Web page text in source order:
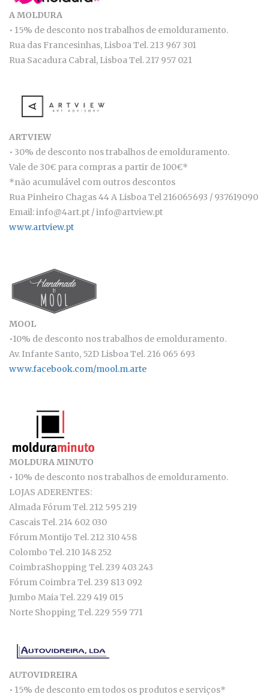
A MOLDURA
• 15% de desconto nos trabalhos de emolduramento.
Rua das Francesinhas, Lisboa Tel. 213 967 301
Rua Sacadura Cabral, Lisboa Tel. 217 957 021
ARTVIEW
• 30% de desconto nos trabalhos de emolduramento.
Vale de 30€ para compras a partir de 100€*
*não acumulável com outros descontos
Rua Pinheiro Chagas 44 A Lisboa Tel 216065693 / 937619090
Email: info@4art.pt / info@artview.pt
www.artview.pt
MOOL
•10% de desconto nos trabalhos de emolduramento.
Av. Infante Santo, 52D Lisboa Tel. 216 065 693
www.facebook.com/mool.m.arte
MOLDURA MINUTO
• 10% de desconto nos trabalhos de emolduramento.
LOJAS ADERENTES:
Almada Fórum Tel. 212 595 219
Cascais Tel. 214 602 030
Fórum Montijo Tel. 212 310 458
Colombo Tel. 210 148 252
CoimbraShopping Tel. 239 403 243
Fórum Coimbra Tel. 239 813 092
Jumbo Maia Tel. 229 419 015
Norte Shopping Tel. 229 559 771
AUTOVIDREIRA
• 15% de desconto em todos os produtos e serviços*